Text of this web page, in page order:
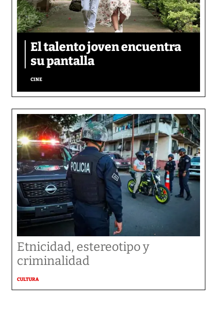
El talento joven encuentra
su pantalla​
CINE
Etnicidad, estereotipo y
criminalidad
CULTURA